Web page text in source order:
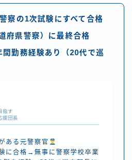
察の1次試験にすべて合格
府県警察）に最終合格
間勤務経験あり（20代で巡
指す
援団長
ある元警察官
に合格→無事に警察学校卒業